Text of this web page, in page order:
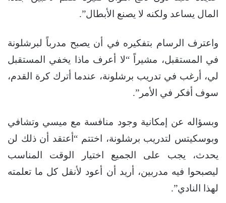
المال يساعد ولكنه لا يصنع الأبطال”.
واعترف الرسام بتفكيره في أن يصبح مدرباً لبرشلونة
في المستقبل، مشيراً “لا أعرف ماذا يخفي المستقبل
لي، أرغب في تدريب برشلونة، عندما أترك كرة القدم،
سوف أفكر في الأمر”.
وبسؤاله عن إمكانية وجود منافسة مع ميسي وتشافي
وبوسكيتس لتدريب برشلونة، اختتم “أعتقد أن ذلك لن
يحدث، يجب على الجميع اختيار الوقت المناسب
ليصبحوا فيه مدربين، أريد أن أعود لأنقل كل ما تعلمته
لهذا النادي”.